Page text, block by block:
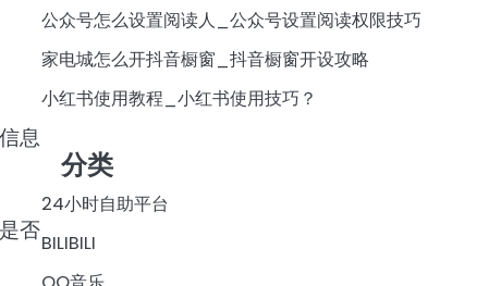
息
否
公众号怎么设置阅读人_公众号设置阅读权限技巧
家电城怎么开抖音橱窗_抖音橱窗开设攻略
小红书使用教程_小红书使用技巧？
分类
24小时自助平台
BILIBILI